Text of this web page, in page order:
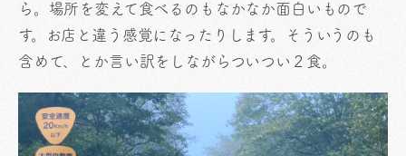
ら。場所を変えて食べるのもなかなか面白いもので
す。お店と違う感覚になったりします。そういうのも
含めて、とか言い訳をしながらついつい２食。